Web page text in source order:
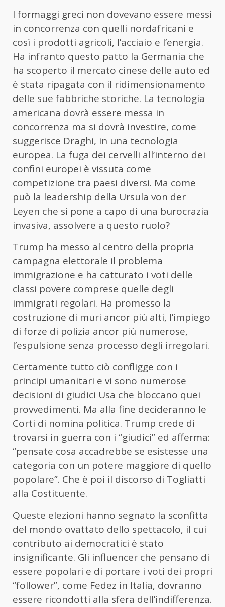
I formaggi greci non dovevano essere messi
in concorrenza con quelli nordafricani e
così i prodotti agricoli, l’acciaio e l’energia.
Ha infranto questo patto la Germania che
ha scoperto il mercato cinese delle auto ed
è stata ripagata con il ridimensionamento
delle sue fabbriche storiche. La tecnologia
americana dovrà essere messa in
concorrenza ma si dovrà investire, come
suggerisce Draghi, in una tecnologia
europea. La fuga dei cervelli all’interno dei
confini europei è vissuta come
competizione tra paesi diversi. Ma come
può la leadership della Ursula von der
Leyen che si pone a capo di una burocrazia
invasiva, assolvere a questo ruolo?
Trump ha messo al centro della propria
campagna elettorale il problema
immigrazione e ha catturato i voti delle
classi povere comprese quelle degli
immigrati regolari. Ha promesso la
costruzione di muri ancor più alti, l’impiego
di forze di polizia ancor più numerose,
l’espulsione senza processo degli irregolari.
Certamente tutto ciò confligge con i
principi umanitari e vi sono numerose
decisioni di giudici Usa che bloccano quei
provvedimenti. Ma alla fine decideranno le
Corti di nomina politica. Trump crede di
trovarsi in guerra con i “giudici” ed afferma:
“pensate cosa accadrebbe se esistesse una
categoria con un potere maggiore di quello
popolare”. Che è poi il discorso di Togliatti
alla Costituente.
Queste elezioni hanno segnato la sconfitta
del mondo ovattato dello spettacolo, il cui
contributo ai democratici è stato
insignificante. Gli influencer che pensano di
essere popolari e di portare i voti dei propri
“follower”, come Fedez in Italia, dovranno
essere ricondotti alla sfera dell’indifferenza.